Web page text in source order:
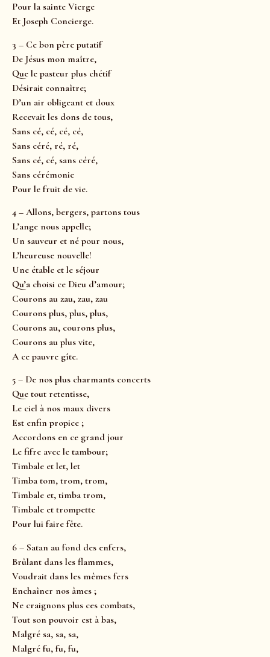
Pour la sainte Vierge
Et Joseph Concierge.
3 – Ce bon père putatif
De Jésus mon maître,
Que le pasteur plus chétif
Désirait connaître;
D’un air obligeant et doux
Recevait les dons de tous,
Sans cé, cé, cé, cé,
Sans céré, ré, ré,
Sans cé, cé, sans céré,
Sans cérémonie
Pour le fruit de vie.
4 – Allons, bergers, partons tous
L’ange nous appelle;
Un sauveur et né pour nous,
L’heureuse nouvelle!
Une étable et le séjour
Qu’a choisi ce Dieu d’amour;
Courons au zau, zau, zau
Courons plus, plus, plus,
Courons au, courons plus,
Courons au plus vite,
A ce pauvre gîte.
5 – De nos plus charmants concerts
Que tout retentisse,
Le ciel à nos maux divers
Est enfin propice ;
Accordons en ce grand jour
Le fifre avec le tambour;
Timbale et let, let
Timba tom, trom, trom,
Timbale et, timba trom,
Timbale et trompette
Pour lui faire fête.
6 – Satan au fond des enfers,
Brûlant dans les flammes,
Voudrait dans les mêmes fers
Enchaîner nos âmes ;
Ne craignons plus ces combats,
Tout son pouvoir est à bas,
Malgré sa, sa, sa,
Malgré fu, fu, fu,